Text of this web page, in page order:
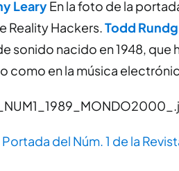
LearyEn la foto de la
Reality Hackers.Todd
sonido nacido en 1948,
como en la música
del Núm. 1 de la